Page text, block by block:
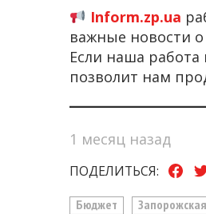
Inform.zp.ua
важные новости
Если наша
позволит нам
1 месяц назад
ПОДЕЛИТЬСЯ:
Бюджет